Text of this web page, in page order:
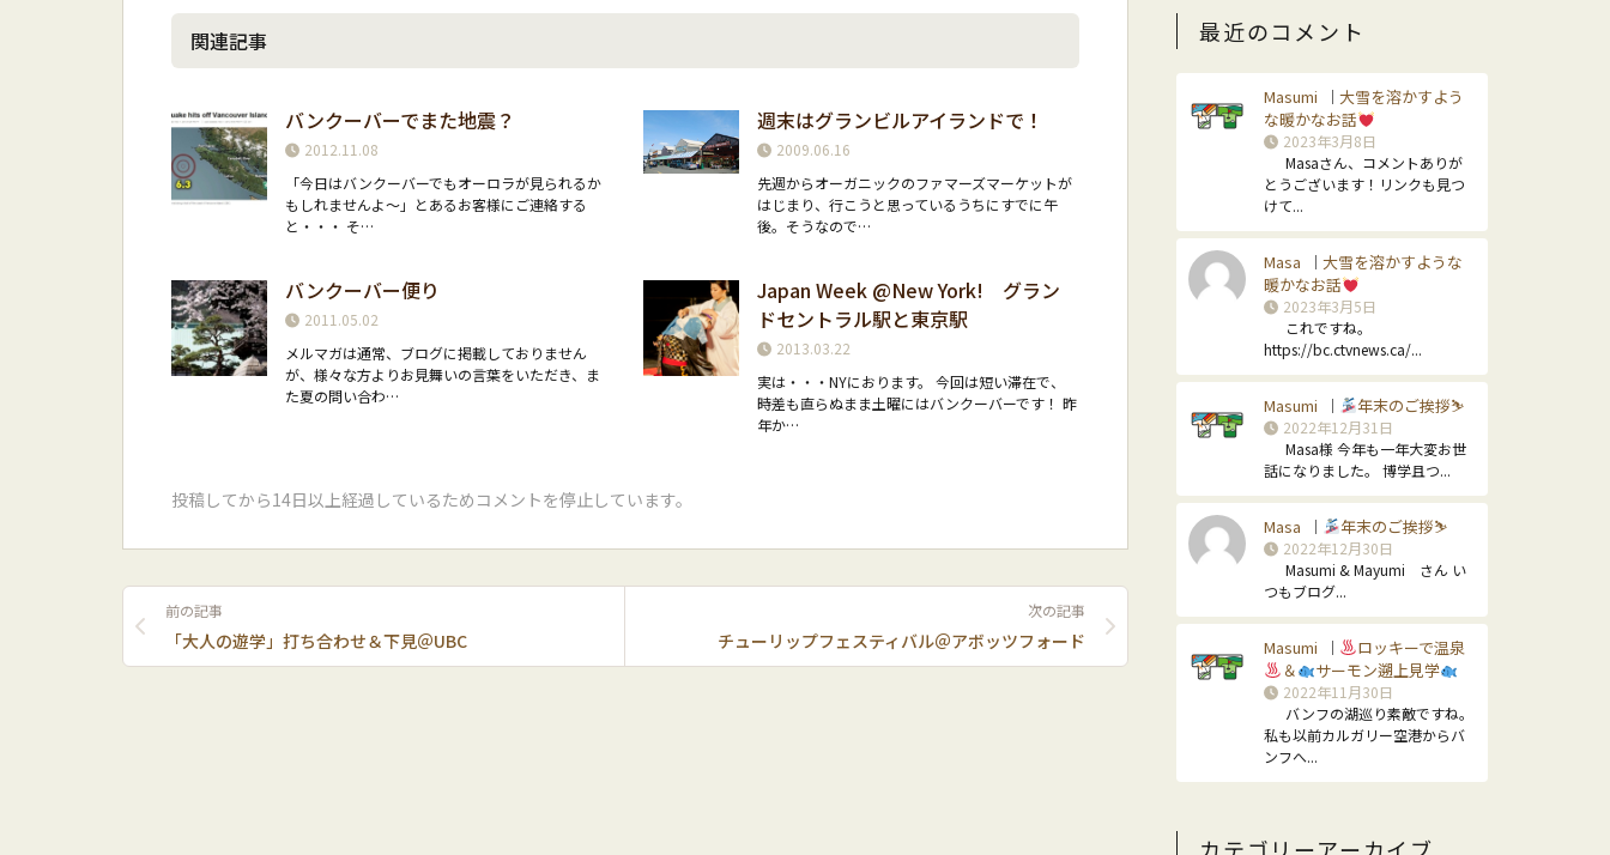
関連記事
バンクーバーでまた地震？
2012.11.08
「今日はバンクーバーでもオーロラが見られるか
もしれませんよ〜」とあるお客様にご連絡する
と・・・ そ…
週末はグランビルアイランドで！
2009.06.16
先週からオーガニックのファマーズマーケットが
はじまり、行こうと思っているうちにすでに午
後。そうなので…
バンクーバー便り
2011.05.02
メルマガは通常、ブログに掲載しておりません
が、様々な方よりお見舞いの言葉をいただき、ま
た夏の問い合わ…
Japan Week @New York! グラン
ドセントラル駅と東京駅
2013.03.22
実は・・・NYにおります。 今回は短い滞在で、
時差も直らぬまま土曜にはバンクーバーです！ 昨
年か…
投稿してから14日以上経過しているためコメントを停止しています。
前の記事
「大人の遊学」打ち合わせ＆下見＠UBC
次の記事
チューリップフェスティバル＠アボッツフォード
最近のコメント
Masumi ｜ 大雪を溶かすよう
な暖かなお話
2023年3月8日
Masaさん、コメントありが
とうございます！リンクも見つ
けて...
Masa ｜ 大雪を溶かすような
暖かなお話
2023年3月5日
これですね。
https://bc.ctvnews.ca/...
Masumi ｜ 年末のご挨拶⛷
2022年12月31日
Masa様 今年も一年大変お世
話になりました。 博学且つ...
Masa ｜ 年末のご挨拶⛷
2022年12月30日
Masumi & Mayumi さん い
つもブログ...
Masumi ｜
ロッキーで温泉
＆
サーモン遡上見学
2022年11月30日
バンフの湖巡り素敵ですね。
私も以前カルガリー空港からバ
ンフへ...